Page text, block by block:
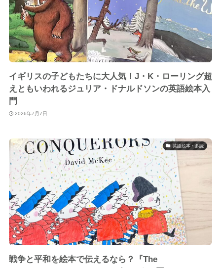
イギリスの子どもたちに大人気！J・K・ローリング超
えともいわれるジュリア・ドナルドソンの英語絵本入
門
2026年7月7日
英語絵本・多読
戦争と平和を絵本で伝えるなら？『The